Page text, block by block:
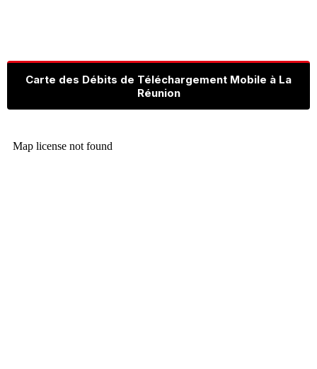
Carte des Débits de Téléchargement Mobile à La
Réunion